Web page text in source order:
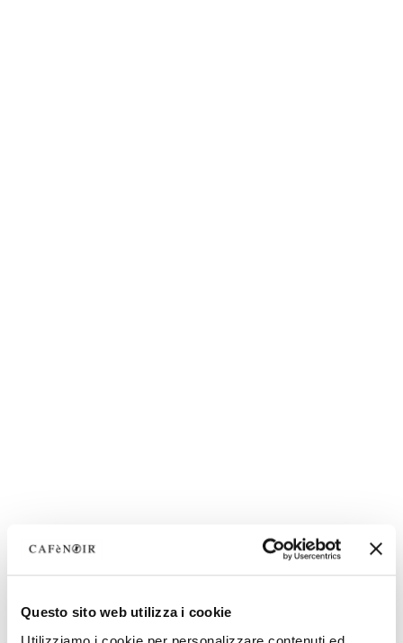
Questo sito web utilizza i cookie